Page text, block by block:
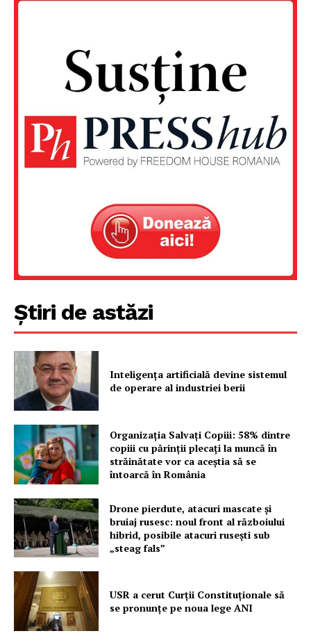
PRESShub
Despre noi / Echipa
Rețea
Contact
Știri de astăzi
Inteligența artificială devine sistemul
de operare al industriei berii
Organizația Salvați Copiii: 58% dintre
copiii cu părinții plecați la muncă în
străinătate vor ca aceștia să se
întoarcă în România
Drone pierdute, atacuri mascate și
bruiaj rusesc: noul front al războiului
hibrid, posibile atacuri rusești sub
„steag fals”
USR a cerut Curții Constituționale să
se pronunțe pe noua lege ANI